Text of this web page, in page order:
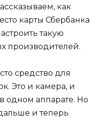
как
карты Сбербанка
такую
производителей.
средство для
Это и камера, и
одном аппарате. Но
и теперь